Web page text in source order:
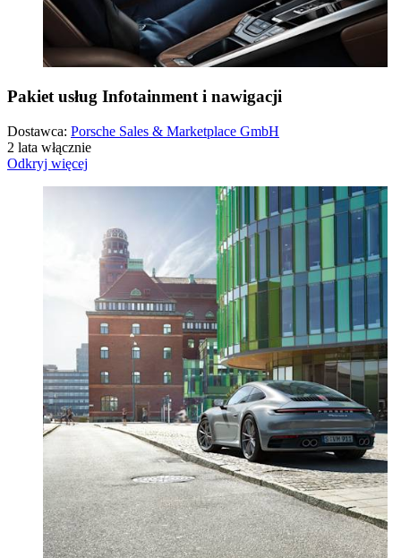
Pakiet usług Infotainment i nawigacji
Dostawca: Porsche Sales & Marketplace GmbH
2 lata włącznie
Odkryj więcej